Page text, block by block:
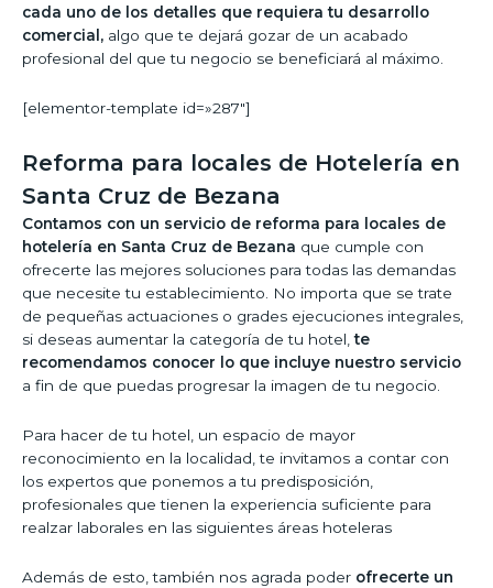
cada uno de los detalles que requiera tu desarrollo
comercial, algo que te dejará gozar de un acabado
profesional del que tu negocio se beneficiará al máximo.
[elementor-template id=»287″]
Reforma para locales de Hotelería en
Santa Cruz de Bezana
Contamos con un servicio de reforma para locales de
hotelería en Santa Cruz de Bezana que cumple con
ofrecerte las mejores soluciones para todas las demandas
que necesite tu establecimiento. No importa que se trate
de pequeñas actuaciones o grades ejecuciones integrales,
si deseas aumentar la categoría de tu hotel,te
recomendamos conocer lo que incluye nuestro servicio
a fin de que puedas progresar la imagen de tu negocio.
Para hacer de tu hotel, un espacio de mayor
reconocimiento en la localidad, te invitamos a contar con
los expertos que ponemos a tu predisposición,
profesionales que tienen la experiencia suficiente para
realzar laborales en las siguientes áreas hoteleras
Además de esto, también nos agrada poder ofrecerte un